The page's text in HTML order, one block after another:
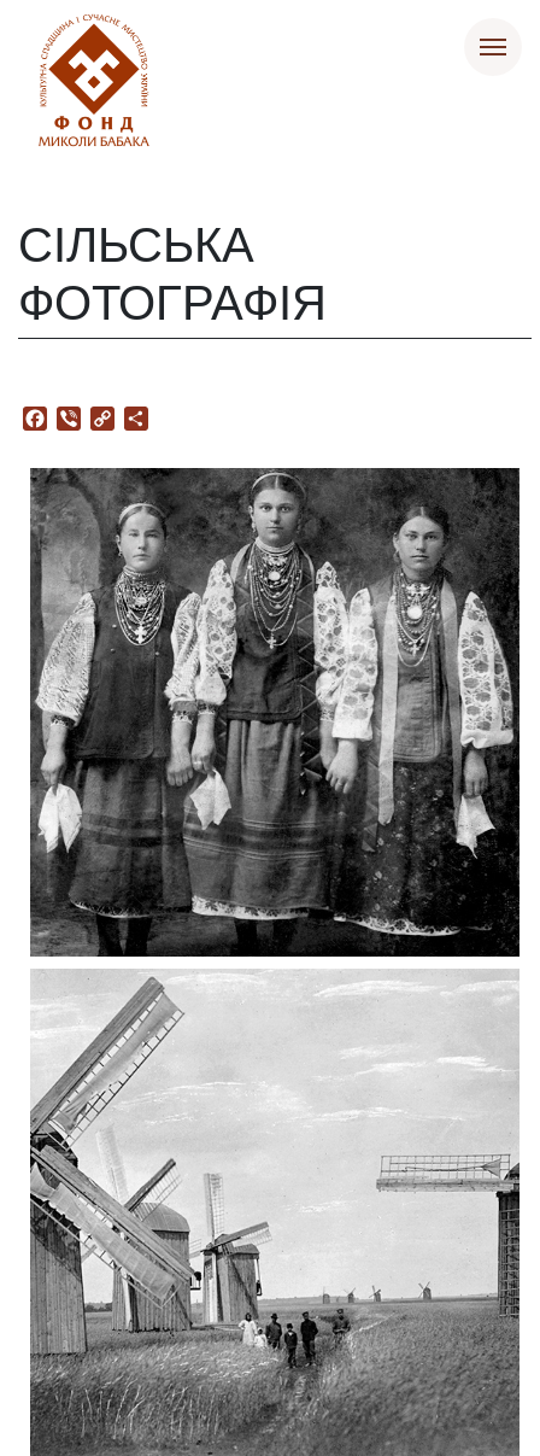
СІЛЬСЬКА
ФОТОГРАФІЯ
Facebook
Viber Copy